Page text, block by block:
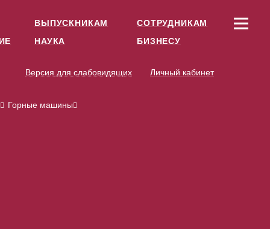
ВЫПУСКНИКАМ
СОТРУДНИКАМ
НАУКА БИЗНЕСУ
Версия для слабовидящих Личный кабинет
Горные машины